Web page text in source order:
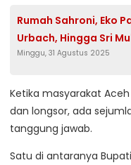
Rumah Sahroni, Eko
Urbach, Hingga Sri
yang Marah
Minggu, 31 Agustus 2025
Ketika masyarakat
dan longsor, ada
tanggung jawab.
Satu di antaranya